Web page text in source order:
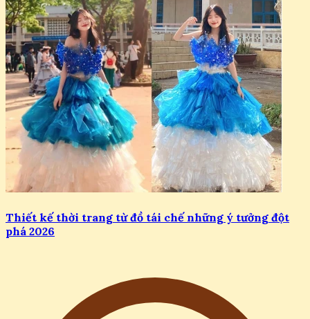
Thiết kế thời trang từ đồ tái chế những ý tưởng đột
phá 2026